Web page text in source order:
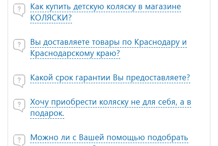
Как купить детскую коляску в магазине
КОЛЯСКИ?
Вы доставляете товары по Краснодару и
Краснодарскому краю?
Какой срок гарантии Вы предоставляете?
Хочу приобрести коляску не для себя, а в
подарок.
Можно ли с Вашей помощью подобрать